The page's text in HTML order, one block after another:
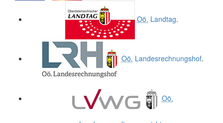
Oö. Landtag.
Oö. Landesrechnungshof.
Oö.